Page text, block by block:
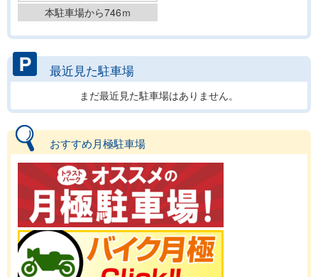
本駐車場から746ｍ
最近見た駐車場
まだ最近見た駐車場はありません。
おすすめ月極駐車場